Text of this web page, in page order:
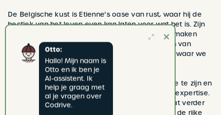
De Belgische kust is Etienne's oase van rust, waar hij de
hectiek van het leven even kan laten voor wat het is. Zijn
vermogen om tot rust te komen en zijn warmte maken
hem ook bijzonder geschikt voor het begeleiden van
kandidaten met leerstoornissen, een specialiteit waar we
bij Codrive trots op zijn.
Wij danken Etienne voor zijn keuze om bij Codrive te zijn en
voor het delen van zijn onschatbare ervaring en expertise.
Zijn bijdrage aan ons team en de rijopleiding gaat verder
dan alleen het lesgeven; het is een bijdrage aan de rijke
Otto:
Hallo! Mijn naam is
Otto en ik ben je
AI-assistent. Ik
help je graag met
al je vragen over
Codrive.